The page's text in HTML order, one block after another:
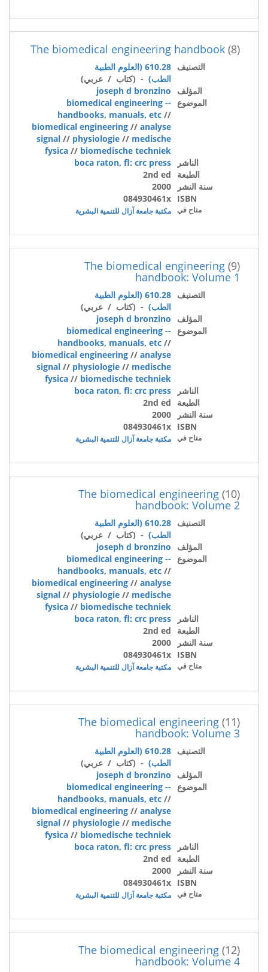
(8)
The biomedical engineering handbook
التصنيف
610.28 (العلوم الطبية
الطب) - (كتاب / عربي)
المؤلف
joseph d bronzino
الموضوع biomedical engineering --
handbooks, manuals, etc //
biomedical engineering // analyse
signal // physiologie // medische
fysica // biomedische techniek
الناشر
boca raton, fl: crc press
الطبعة
2nd ed
سنة النشر
2000
ISBN
084930461x
متاح في مكتبة جامعة آزال للتنمية البشرية
(9)
The biomedical engineering
handbook: Volume 1
التصنيف
610.28 (العلوم الطبية
الطب) - (كتاب / عربي)
المؤلف
joseph d bronzino
الموضوع biomedical engineering --
handbooks, manuals, etc //
biomedical engineering // analyse
signal // physiologie // medische
fysica // biomedische techniek
الناشر
boca raton, fl: crc press
الطبعة
2nd ed
سنة النشر
2000
ISBN
084930461x
متاح في مكتبة جامعة آزال للتنمية البشرية
(10)
The biomedical engineering
handbook: Volume 2
التصنيف
610.28 (العلوم الطبية
الطب) - (كتاب / عربي)
المؤلف
joseph d bronzino
الموضوع biomedical engineering --
handbooks, manuals, etc //
biomedical engineering // analyse
signal // physiologie // medische
fysica // biomedische techniek
الناشر
boca raton, fl: crc press
الطبعة
2nd ed
سنة النشر
2000
ISBN
084930461x
متاح في مكتبة جامعة آزال للتنمية البشرية
(11)
The biomedical engineering
handbook: Volume 3
التصنيف
610.28 (العلوم الطبية
الطب) - (كتاب / عربي)
المؤلف
joseph d bronzino
الموضوع biomedical engineering --
handbooks, manuals, etc //
biomedical engineering // analyse
signal // physiologie // medische
fysica // biomedische techniek
الناشر
boca raton, fl: crc press
الطبعة
2nd ed
سنة النشر
2000
ISBN
084930461x
متاح في مكتبة جامعة آزال للتنمية البشرية
(12)
The biomedical engineering
handbook: Volume 4